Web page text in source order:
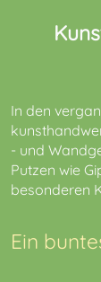
In den
- und
Putzen wie
besonderen
Ein